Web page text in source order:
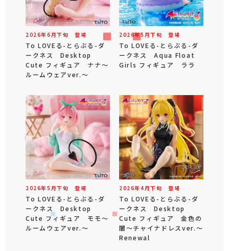
2026年6 月下旬 登場
To LOVEる-とらぶる-ダ
ークネス Desktop
Cute フィギュア ナナ～
ルームウェアver.～
2026年5 月下旬 登場
To LOVEる-とらぶる-ダ
ークネス Aqua Float
Girls フィギュア ララ
2026年5 月下旬 登場
To LOVEる-とらぶる-ダ
ークネス Desktop
Cute フィギュア モモ～
ルームウェアver.～
2026年4 月下旬 登場
To LOVEる-とらぶる-ダ
ークネス Desktop
Cute フィギュア 金色の
闇～チャイナドレスver.～
Renewal